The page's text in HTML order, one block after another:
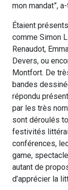
mon mandat”,
Étaient
comme Simon
Renaudot,
Devers, ou
Montfort. De
bandes
répondu
par les très
sont déroulés
festivités
conférences,
game,
autant de
d’apprécier la